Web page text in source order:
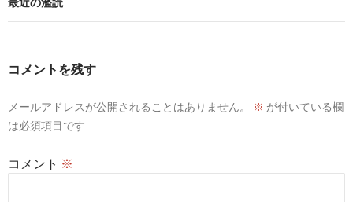
ゲ
ョ
コメントを残す
メールアドレスが公開されることはありません。 ※ が付いている欄
は必須項目です
コメント ※